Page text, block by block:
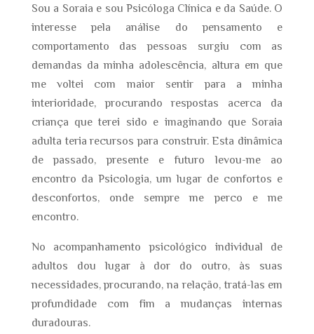
Sou a Soraia e sou Psicóloga Clínica e da Saúde. O
interesse pela análise do pensamento e
comportamento das pessoas surgiu com as
demandas da minha adolescência, altura em que
me voltei com maior sentir para a minha
interioridade, procurando respostas acerca da
criança que terei sido e imaginando que Soraia
adulta teria recursos para construir. Esta dinâmica
de passado, presente e futuro levou-me ao
encontro da Psicologia, um lugar de confortos e
desconfortos, onde sempre me perco e me
encontro.
No acompanhamento psicológico individual de
adultos dou lugar à dor do outro, às suas
necessidades, procurando, na relação, tratá-las em
profundidade com fim a mudanças internas
duradouras.